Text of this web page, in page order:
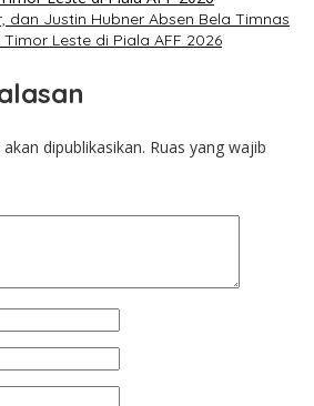
dan Justin Hubner Absen Bela Timnas
Leste di Piala AFF 2026
dipublikasikan. Ruas yang wajib